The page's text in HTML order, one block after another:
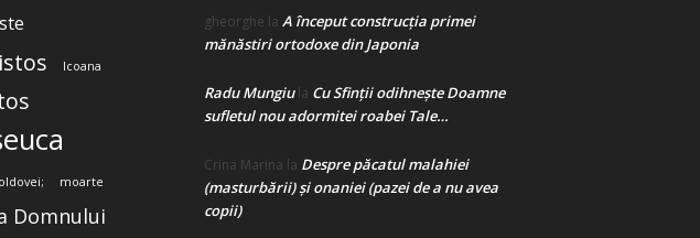
Icoana
moarte
Domnului
gheorghe la A început construcţia primei
mănăstiri ortodoxe din Japonia
Radu Mungiula Cu Sfinții odihnește Doamne
sufletul nou adormitei roabei Tale…
Crina Marina la Despre păcatul malahiei
(masturbării) şi onaniei (pazei de a nu avea
copii)